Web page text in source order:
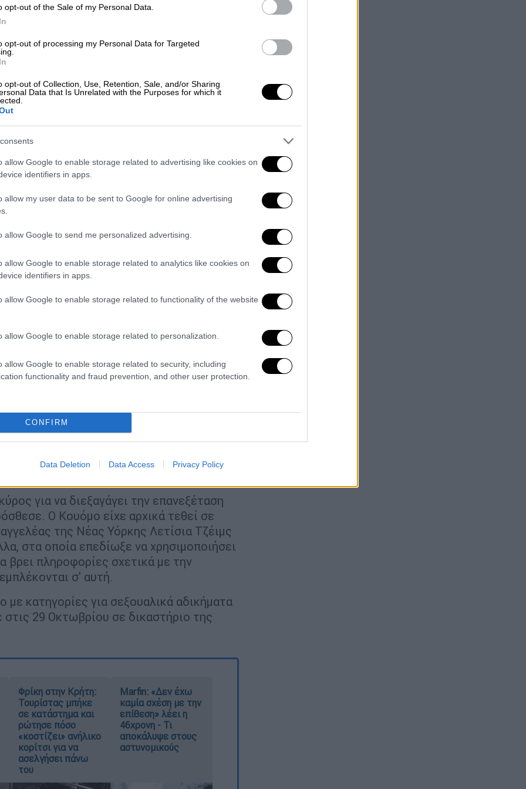
opt-out of the Sale of my Personal Data.
opt-out of processing my Personal Data for Targeted
opt-out of Collection, Use, Retention, Sale, and/or Sharing
Data that Is Unrelated with the Purposes for which it
allow Google to enable storage related to advertising like cookies on
identifiers in apps.
allow my user data to be sent to Google for online advertising
allow Google to send me personalized advertising.
allow Google to enable storage related to analytics like cookies on
identifiers in apps.
allow Google to enable storage related to functionality of the website
allow Google to enable storage related to personalization.
allow Google to enable storage related to security, including
functionality and fraud prevention, and other user protection.
CONFIRM
Data Deletion Data Access Privacy Policy
τεθεί σε αναστολή εργασίας από το
πως είχε παραβιάσει μερικούς από
στον αδελφό του για το πώς να
των δημόσιων σχέσεων.
Άντριου Κουόμο
τον Αύγουστο από τη θέση του
για σεξουαλική παρενόχληση. Ο
επιλήψιμο.
του Βρετανικού Μουσείου
Ελλάδα
έκαναν την αναμνηστική δόση του
που πήγαινε σε
νωρίτερα αυτή την εβδομάδα
νέας πληροφορίας που ήρθε στο φως
του αδελφού του», ανέφερε χθες,
όμως δεν έδωσε περισσότερες
αυτή.
για να διεξαγάγει την επανεξέταση
Ο Κουόμο είχε αρχικά τεθεί σε
της Νέας Υόρκης Λετίσια Τζέιμς
στα οποία επεδίωξε να χρησιμοποιήσει
βρει πληροφορίες σχετικά με την
σ' αυτή.
κατηγορίες για σεξουαλικά αδικήματα
29 Οκτωβρίου σε δικαστήριο της
Φρίκη στην Κρήτη:
Τουρίστας μπήκε
σε κατάστημα και
ρώτησε πόσο
«κοστίζει» ανήλικο
κορίτσι για να
ασελγήσει πάνω
του
Marfin: «Δεν έχω
καμία σχέση με την
επίθεση» λέει η
46χρονη - Τι
αποκάλυψε στους
αστυνομικούς